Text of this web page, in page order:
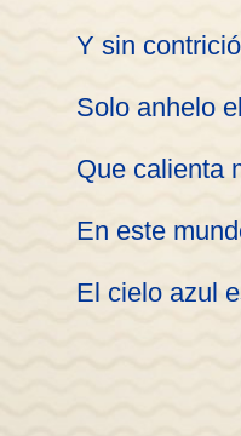
Y sin
Solo anhelo
Que calienta
En este
El cielo azul